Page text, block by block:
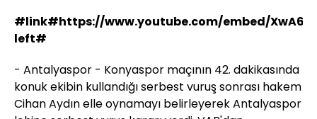
#link#https://www.youtube.com/embed/
left#
- Antalyaspor - Konyaspor maçının 42. dakikasında
konuk ekibin kullandığı serbest vuruş sonrası hakem
Cihan Aydın elle oynamayı belirleyerek Antalyaspor